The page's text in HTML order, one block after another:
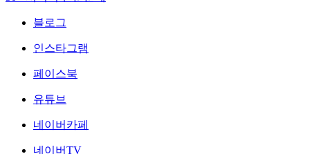
블로그
인스타그램
페이스북
유튜브
네이버카페
네이버TV